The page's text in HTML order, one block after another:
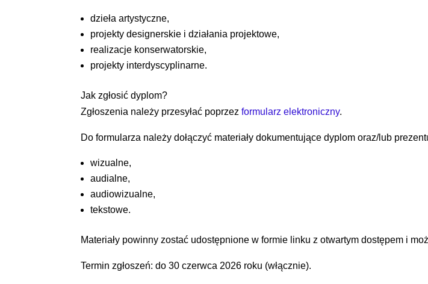
dzieła artystyczne,
projekty designerskie i działania projektowe,
realizacje konserwatorskie,
projekty interdyscyplinarne.
Jak zgłosić dyplom?
Zgłoszenia należy przesyłać poprzezformularz elektroniczny.
Do formularza należy dołączyć materiały dokumentujące dyplom oraz/lub
wizualne,
audialne,
audiowizualne,
tekstowe.
Materiały powinny zostać udostępnione w formie linku z otwartym dostępem i
Termin zgłoszeń: do 30 czerwca 2026 roku (włącznie).